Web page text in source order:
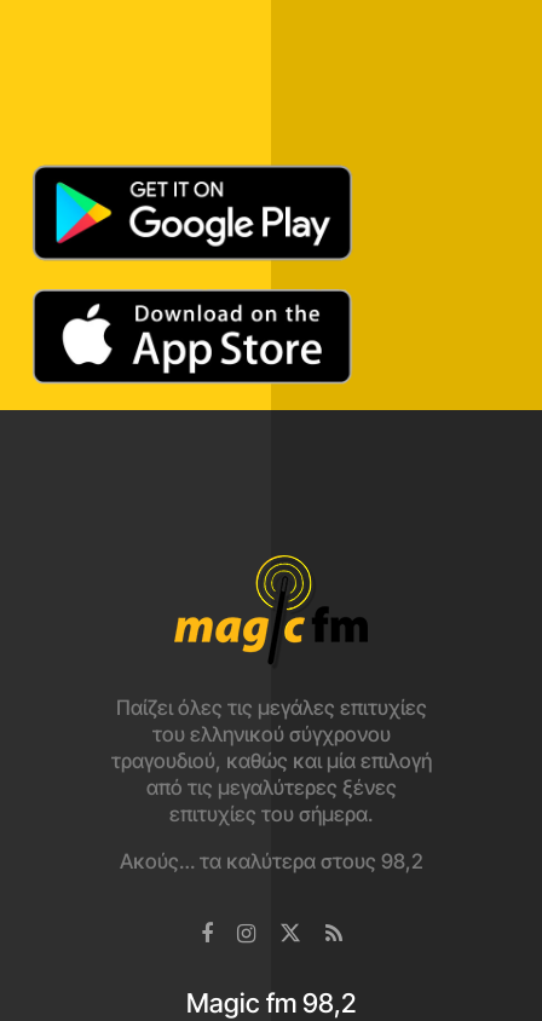
Παίζει όλες τις μεγάλες επιτυχίες
του ελληνικού σύγχρονου
τραγουδιού, καθώς και μία επιλογή
από τις μεγαλύτερες ξένες
επιτυχίες του σήμερα.
Ακούς… τα καλύτερα στους 98,2
Magic fm 98,2